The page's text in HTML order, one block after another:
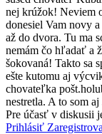
nej krúžok! Neviem
donesiel Vam novy
až do dvora. Tu ma
nemám čo hľadať a
šokovaná! Takto sa
ešte kutomu aj
chovateľka
nestretla. A to som
Pre účasť v diskusii
Prihlásiť